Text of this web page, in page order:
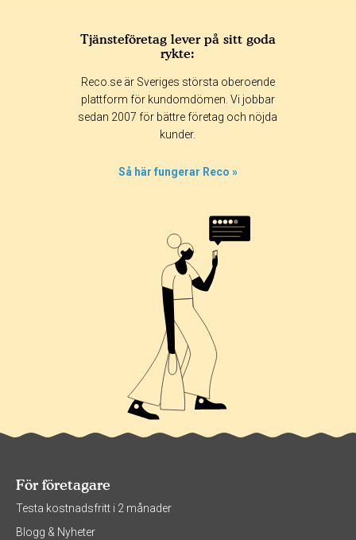
365 dagar 90 dagar
30 dagar
Tjänsteföretag lever på sitt goda
rykte:
Reco.se är Sveriges största oberoende
plattform för kundomdömen. Vi jobbar
sedan 2007 för bättre företag och nöjda
kunder.
Så här fungerar Reco »
För företagare
Testa kostnadsfritt i 2 månader
Blogg & Nyheter